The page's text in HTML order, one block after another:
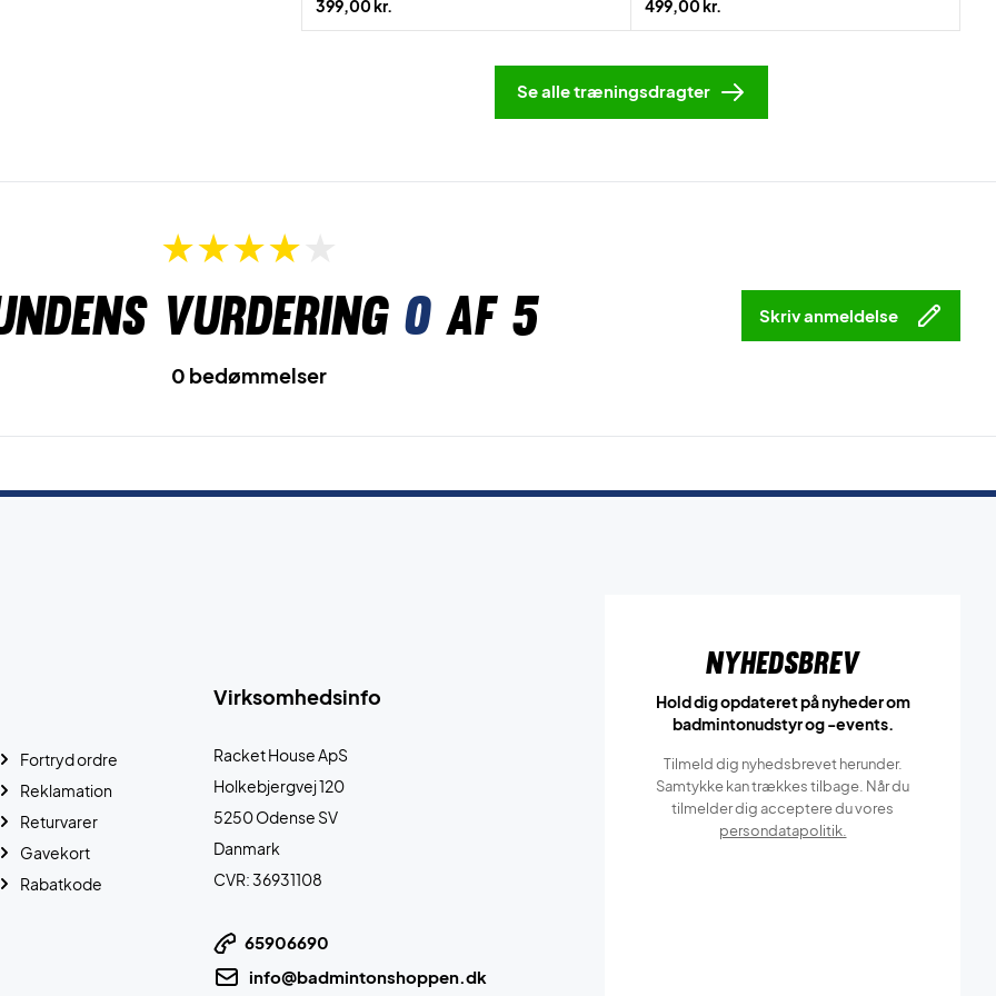
399,00 kr. 499,00 kr.
Se alle træningsdragter
vurdering 0af 5 Skriv anmeldelse
0 bedømmelser
Virksomhedsinfo
Racket House ApS
Holkebjergvej 120
5250 Odense SV
Danmark
CVR: 36931108
65906690
info@badmintonshoppen.dk
Fortryd ordre
Reklamation
Returvarer
Gavekort
Rabatkode
Nyhedsbrev
Hold dig opdateret på nyheder om
badmintonudstyr og -events.
Tilmeld dig nyhedsbrevet herunder.
Samtykke kan trækkes tilbage. Når du
tilmelder dig acceptere du vores
persondatapolitik.